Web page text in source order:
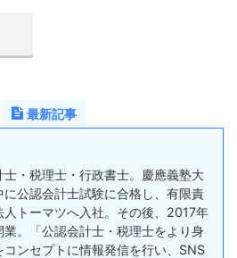
最新記事
士・税理士・行政書士。慶應義塾大
に公認会計士試験に合格し、有限責
人トーマツへ入社。その後、2017年
業。「公認会計士・税理士をより身
コンセプトに情報発信を行い、SNS